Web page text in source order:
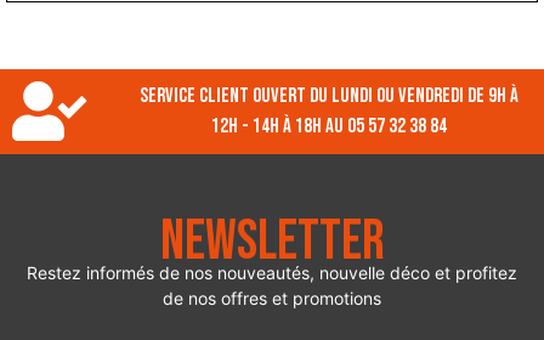
Service client ouvert du lundi ou vendredi de 9h à
12h - 14h à 18h au 05 57 32 38 84
Newsletter
Restez informés de nos nouveautés, nouvelle déco et profitez
de nos offres et promotions